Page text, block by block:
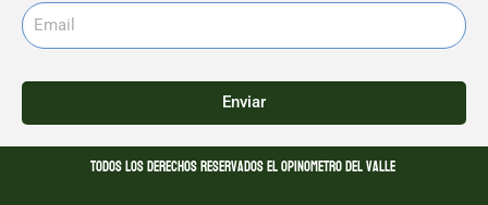
Enviar
Todos los derechos reservados El opinometro del valle